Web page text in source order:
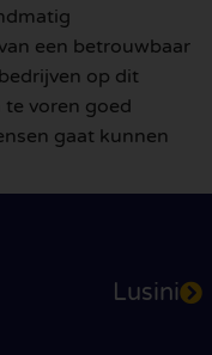
een betrouwbaar
op dit
voren goed
gaat kunnen
Lusini